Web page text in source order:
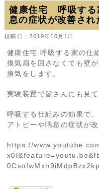
健康住宅 呼吸す
息の症状が改善され
投稿日 : 2019年10月1日
健康住宅 呼吸する家の仕
換気扇を回さなくても壁
換気をします。
実験装置で皆さんにも見て
呼吸する仕組みの効果で、
アトピーや喘息の症状が
https://